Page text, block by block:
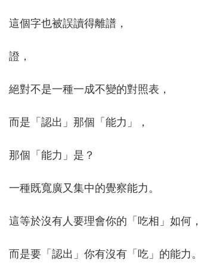
這個字也被誤讀得離譜，
證，
絕對不是一種一成不變的對照表，
而是「認出」那個「能力」，
那個「能力」是？
一種既寬廣又集中的覺察能力。
這等於沒有人要理會你的「吃相」如何，
而是要「認出」你有沒有「吃」的能力。